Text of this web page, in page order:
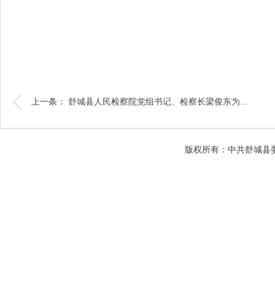
上一条： 舒城县人民检察院党组书记、检察长梁俊东为...
版权所有：中共舒城